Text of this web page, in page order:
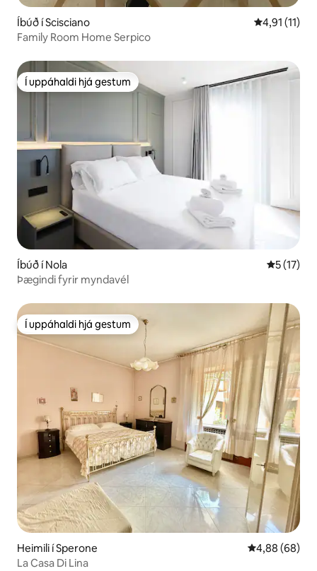
Íbúð í Scisciano 4,91 af 5 í
4,91 (11)
Family Room Home Serpico
Í uppáhaldi hjá gestum
Í uppáhaldi hjá gestum
Íbúð í Nola 5 af 5 í
5 (17)
Þægindi fyrir myndavél
Í uppáhaldi hjá gestum
Í uppáhaldi hjá gestum
Heimili í Sperone 4,88 af 5 í
4,88 (68)
La Casa Di Lina